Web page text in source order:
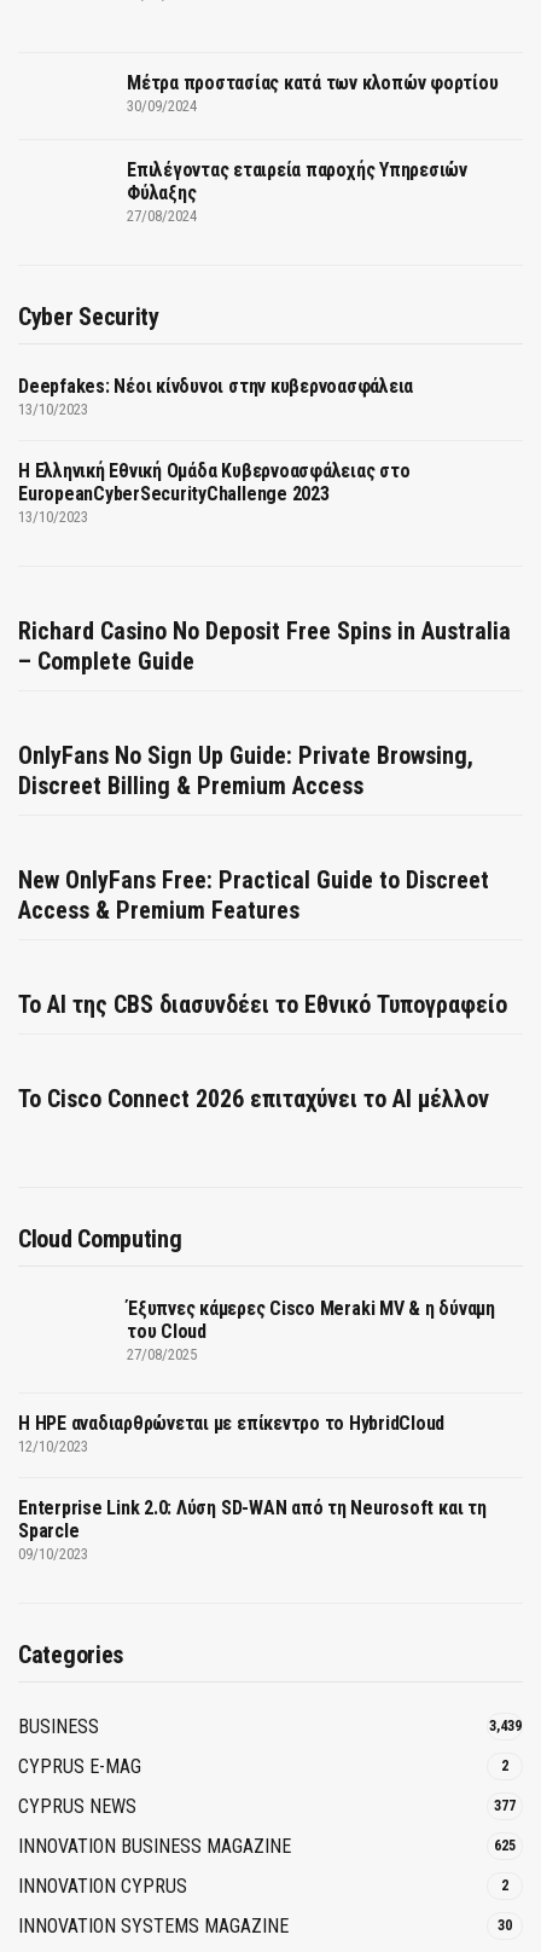
Μέτρα προστασίας κατά των κλοπών φορτίου
30/09/2024
Επιλέγοντας εταιρεία παροχής Υπηρεσιών
Φύλαξης
27/08/2024
Cyber Security
Deepfakes: Νέοι κίνδυνοι στην κυβερνοασφάλεια
13/10/2023
Η Ελληνική Εθνική Ομάδα Κυβερνοασφάλειας στο
EuropeanCyberSecurityChallenge 2023
13/10/2023
Richard Casino No Deposit Free Spins in Australia
– Complete Guide
OnlyFans No Sign Up Guide: Private Browsing,
Discreet Billing & Premium Access
New OnlyFans Free: Practical Guide to Discreet
Access & Premium Features
Το AI της CBS διασυνδέει το Εθνικό Τυπογραφείο
Το Cisco Connect 2026 επιταχύνει το AI μέλλον
Cloud Computing
Έξυπνες κάμερες Cisco Meraki MV & η δύναμη
του Cloud
27/08/2025
H HPE αναδιαρθρώνεται με επίκεντρο το HybridCloud
12/10/2023
Enterprise Link 2.0: Λύση SD-WAN από τη Neurosoft και τη
Sparcle
09/10/2023
Categories
BUSINESS 3,439
CYPRUS E-MAG 2
CYPRUS NEWS 377
INNOVATION BUSINESS MAGAZINE 625
INNOVATION CYPRUS 2
INNOVATION SYSTEMS MAGAZINE 30